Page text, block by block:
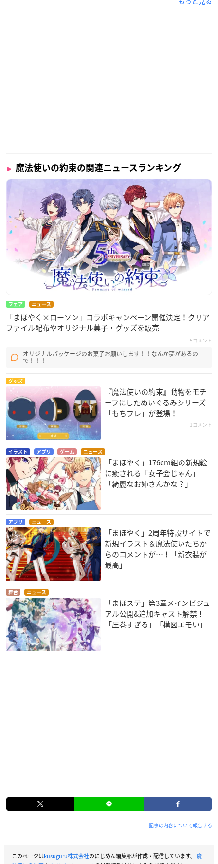
魔法使いの約束の関連ニュースランキング
フェア ニュース
「まほやく×ローソン」コラボキャンペーン開催決定！クリア
ファイル配布やオリジナル菓子・グッズを販売
5コメント
オリジナルパッケージのお菓子お願いします！！なんか夢があるの
で！！！
グッズ
『魔法使いの約束』動物をモチ
ーフにしたぬいぐるみシリーズ
「もちフレ」が登場！
1コメント
イラスト アプリ ゲーム ニュース
「まほやく」176cm組の新規絵
に癒される「女子会じゃん」
「綺麗なお姉さんかな？」
アプリ ニュース
「まほやく」2周年特設サイトで
新規イラスト＆魔法使いたちか
らのコメントが…！「新衣装が
最高」
舞台 ニュース
「まほステ」第3章メインビジュ
アル公開&追加キャスト解禁！
「圧巻すぎる」「構図エモい」
記事の内容について報告する
このページはkusuguru株式会社のにじめん編集部が作成・配信しています。 魔